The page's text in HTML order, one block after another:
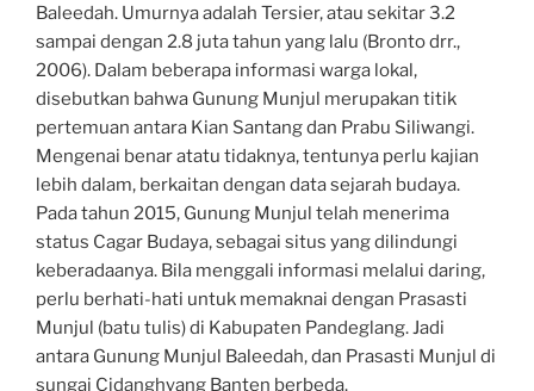
Baleedah. Umurnya adalah Tersier, atau sekitar 3.2
sampai dengan 2.8 juta tahun yang lalu (Bronto drr.,
2006). Dalam beberapa informasi warga lokal,
disebutkan bahwa Gunung Munjul merupakan titik
pertemuan antara Kian Santang dan Prabu Siliwangi.
Mengenai benar atatu tidaknya, tentunya perlu kajian
lebih dalam, berkaitan dengan data sejarah budaya.
Pada tahun 2015, Gunung Munjul telah menerima
status Cagar Budaya, sebagai situs yang dilindungi
keberadaanya. Bila menggali informasi melalui daring,
perlu berhati-hati untuk memaknai dengan Prasasti
Munjul (batu tulis) di Kabupaten Pandeglang. Jadi
antara Gunung Munjul Baleedah, dan Prasasti Munjul di
sungai Cidanghyang Banten berbeda.